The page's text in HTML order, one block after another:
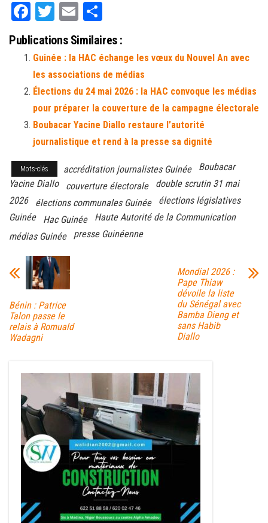
Fa
ce
bo
ok
T
tt
er
E
m
ail ag
er
Publications Similaires :
Guinée : la HAC échange les vœux du Nouvel An avec
les associations de médias
Élections du 24 mai 2026 : la HAC convoque les médias
pour préparer la couverture de la campagne électorale
Boubacar Yacine Diallo restaure l’autorité
journalistique et rend à la presse sa dignité
Mots-clés accréditation journalistes Guinée
Boubacar
Yacine Diallo
couverture électorale
double scrutin 31 mai
2026
élections communales Guinée
élections législatives
Guinée
Hac Guinée
Haute Autorité de la Communication
médias Guinée
presse Guinéenne
Bénin : Patrice
Talon passe le
relais à Romuald
Wadagni
Mondial 2026 :
Pape Thiaw
dévoile la liste
du Sénégal avec
Bamba Dieng et
sans Habib
Diallo